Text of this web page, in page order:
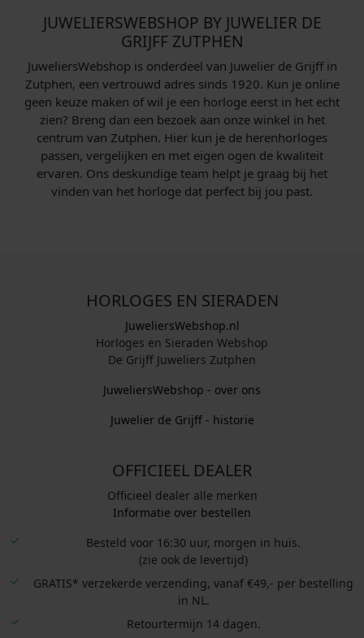
JUWELIERSWEBSHOP BY JUWELIER DE
GRIJFF ZUTPHEN
JuweliersWebshop is onderdeel van Juwelier de Grijff in
Zutphen, een vertrouwd adres sinds 1920. Kun je online
geen keuze maken of wil je een horloge eerst in het echt
zien? Breng dan een bezoek aan onze winkel in het
centrum van Zutphen. Hier kun je de herenhorloges
passen, vergelijken en met eigen ogen de kwaliteit
ervaren. Ons deskundige team helpt je graag bij het
vinden van het horloge dat perfect bij jou past.
HORLOGES EN SIERADEN
JuweliersWebshop.nl
Horloges en Sieraden Webshop
De Grijff Juweliers Zutphen
JuweliersWebshop - over ons
Juwelier de Grijff - historie
OFFICIEEL DEALER
Officieel dealer alle merken
Informatie over bestellen
Besteld voor 16:30 uur, morgen in huis.
(zie ook de levertijd)
GRATIS* verzekerde verzending, vanaf €49,- per bestelling
in NL.
Retourtermijn 14 dagen.